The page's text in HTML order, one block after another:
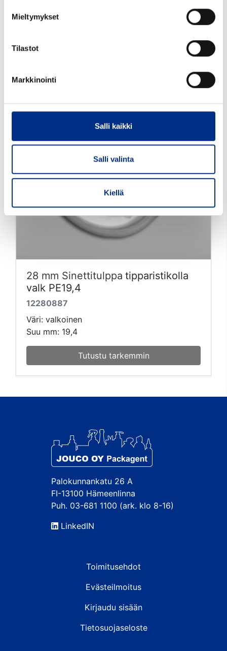
Mieltymykset
Tilastot
Markkinointi
Salli kaikki
Salli valinta
Kiellä
Yhteensopivat tuotteet
28 mm Sinettitulppa tipparistikolla
valk PE19,4
12280887
Väri: valkoinen
Suu mm: 19,4
Tutustu tarkemmin
Palokunnankatu 26 A
FI-13100 Hämeenlinna
Puh. 03-681 1100 (ark. klo 8-16)
LinkedIN
Toimitusehdot
Evästeilmoitus
Kirjaudu sisään
Tietosuojaseloste